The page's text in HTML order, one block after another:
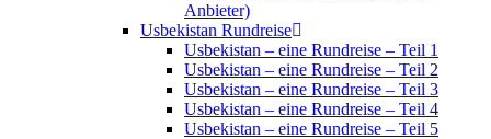
Anbieter)
Usbekistan Rundreise
Usbekistan – eine Rundreise – Teil 1
Usbekistan – eine Rundreise – Teil 2
Usbekistan – eine Rundreise – Teil 3
Usbekistan – eine Rundreise – Teil 4
Usbekistan – eine Rundreise – Teil 5